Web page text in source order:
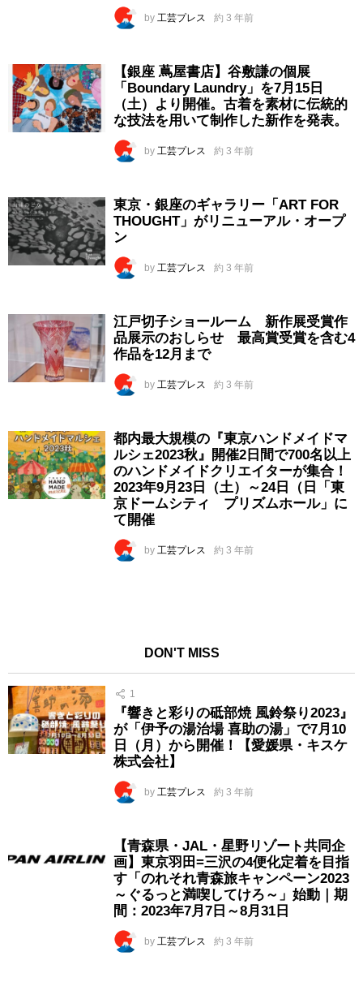
by 工芸プレス 約 3 年前
【銀座 蔦屋書店】谷敷謙の個展
「Boundary Laundry」を7月15日
（土）より開催。古着を素材に伝統的
な技法を用いて制作した新作を発表。
by 工芸プレス 約 3 年前
東京・銀座のギャラリー「ART FOR
THOUGHT」がリニューアル・オープ
ン
by 工芸プレス 約 3 年前
江戸切子ショールーム 新作展受賞作
品展示のおしらせ 最高賞受賞を含む4
作品を12月まで
by 工芸プレス 約 3 年前
都内最大規模の『東京ハンドメイドマ
ルシェ2023秋』開催2日間で700名以上
のハンドメイドクリエイターが集合！
2023年9月23日（土）～24日（日「東
京ドームシティ プリズムホール」に
て開催
by 工芸プレス 約 3 年前
DON'T MISS
1
『響きと彩りの砥部焼 風鈴祭り2023』
が「伊予の湯治場 喜助の湯」で7月10
日（月）から開催！【愛媛県・キスケ
株式会社】
by 工芸プレス 約 3 年前
【青森県・JAL・星野リゾート共同企
画】東京羽田=三沢の4便化定着を目指
す「のれそれ青森旅キャンペーン2023
～ぐるっと満喫してけろ～」始動｜期
間：2023年7月7日～8月31日
by 工芸プレス 約 3 年前